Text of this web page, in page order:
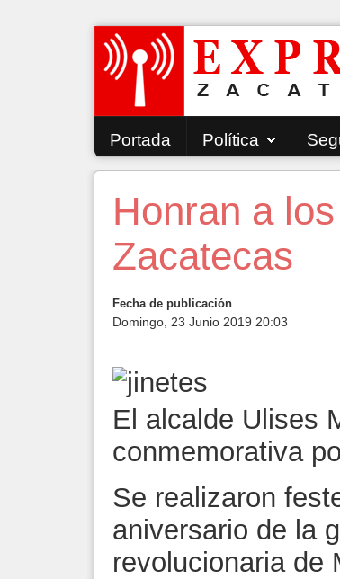
Portada Política
Honran a
Zacatecas
Fecha de publicación
Domingo, 23 Junio 2019 20:03
El alcalde Ulises
conmemorativa
Se realizaron
aniversario de la
revolucionaria de